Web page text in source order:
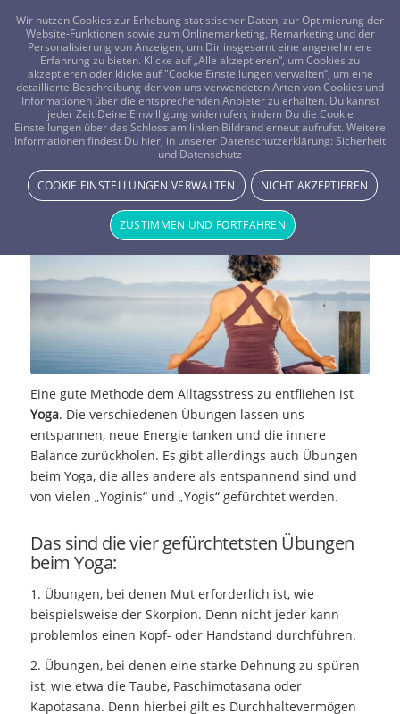
FRAGEN? KOSTENLOS ANRUFEN: 0800-8478266
Die vier gefürchtetsten Übungen
beim Yoga
NEWS & STORYS
Eine gute Methode dem Alltagsstress zu entfliehen ist
Yoga. Die verschiedenen Übungen lassen uns
entspannen, neue Energie tanken und die innere
Balance zurückholen. Es gibt allerdings auch Übungen
beim Yoga, die alles andere als entspannend sind und
von vielen „Yoginis“ und „Yogis“ gefürchtet werden.
Das sind die vier gefürchtetsten Übungen
beim Yoga:
1. Übungen, bei denen Mut erforderlich ist, wie
beispielsweise der Skorpion. Denn nicht jeder kann
problemlos einen Kopf- oder Handstand durchführen.
2. Übungen, bei denen eine starke Dehnung zu spüren
ist, wie etwa die Taube, Paschimotasana oder
Kapotasana. Denn hierbei gilt es Durchhaltevermögen
Wir nutzen Cookies zur Erhebung statistischer Daten, zur Optimierung der
Website-Funktionen sowie zum Onlinemarketing, Remarketing und der
Personalisierung von Anzeigen, um Dir insgesamt eine angenehmere
Erfahrung zu bieten. Klicke auf „Alle akzeptieren“, um Cookies zu
akzeptieren oder klicke auf "Cookie Einstellungen verwalten“, um eine
detaillierte Beschreibung der von uns verwendeten Arten von Cookies und
Informationen über die entsprechenden Anbieter zu erhalten. Du kannst
jeder Zeit Deine Einwilligung widerrufen, indem Du die Cookie
Einstellungen über das Schloss am linken Bildrand erneut aufrufst. Weitere
Informationen findest Du hier, in unserer Datenschutzerklärung: Sicherheit
und Datenschutz
COOKIE EINSTELLUNGEN VERWALTEN NICHT AKZEPTIEREN
ZUSTIMMEN UND FORTFAHREN